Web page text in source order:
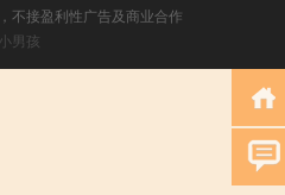
不接盈利性广告及商业合作
小男孩